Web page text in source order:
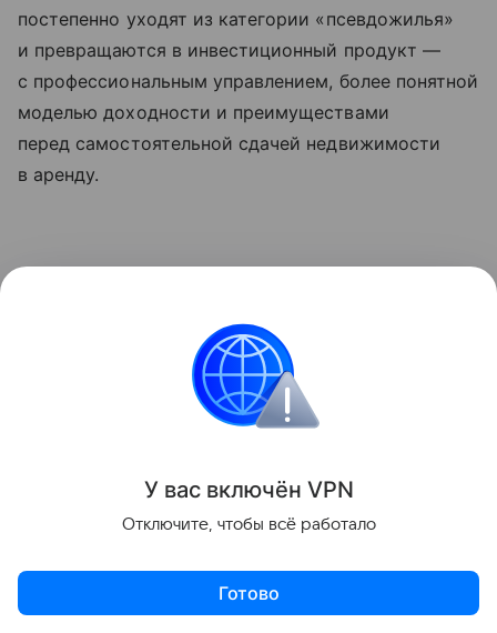
постепенно уходят из категории «псевдожилья»
и превращаются в инвестиционный продукт —
с профессиональным управлением, более понятной
моделью доходности и преимуществами
перед самостоятельной сдачей недвижимости
в аренду.
Актуальное Топ дня Видео Приложение
У вас включён VPN
Отключите, чтобы всё работало
Готово